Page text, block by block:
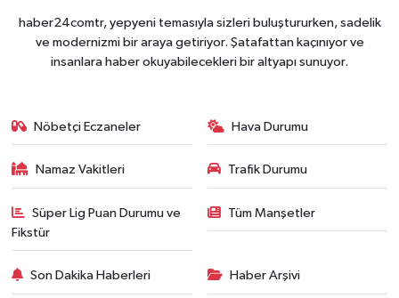
haber24comtr, yepyeni temasıyla sizleri buluştururken, sadelik
ve modernizmi bir araya getiriyor. Şatafattan kaçınıyor ve
insanlara haber okuyabilecekleri bir altyapı sunuyor.
Nöbetçi Eczaneler Hava Durumu
Namaz Vakitleri Trafik Durumu
Süper Lig Puan Durumu ve
Fikstür
Tüm Manşetler
Son Dakika Haberleri Haber Arşivi